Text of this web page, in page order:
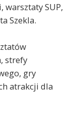
warsztaty SUP,
Szekla.
strefy
gry
atrakcji dla